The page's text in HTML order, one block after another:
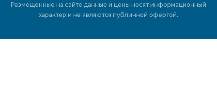
Размещенные на сайте данные и цены носят информационный
характер и не являются публичной офертой.